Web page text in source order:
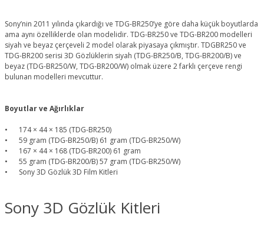
Sony’nin 2011 yılında çıkardığı ve TDG-BR250’ye göre daha küçük boyutlarda
ama aynı özelliklerde olan modelidir. TDG-BR250 ve TDG-BR200 modelleri
siyah ve beyaz çerçeveli 2 model olarak piyasaya çıkmıştır. TDGBR250 ve
TDG-BR200 serisi 3D Gözlüklerin siyah (TDG-BR250/B, TDG-BR200/B) ve
beyaz (TDG-BR250/W, TDG-BR200/W) olmak üzere 2 farklı çerçeve rengi
bulunan modelleri mevcuttur.
Boyutlar ve Ağırlıklar
•
174 × 44 × 185 (TDG-BR250)
•
59 gram (TDG-BR250/B) 61 gram (TDG-BR250/W)
•
167 × 44 × 168 (TDG-BR200) 61 gram
•
55 gram (TDG-BR200/B) 57 gram (TDG-BR250/W)
•
Sony 3D Gözlük 3D Film Kitleri
Sony 3D Gözlük Kitleri